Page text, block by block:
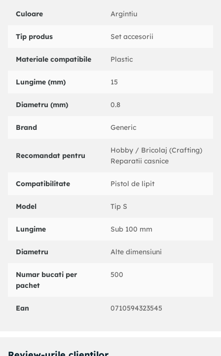
Culoare Argintiu
Tip produs Set accesorii
Materiale compatibile Plastic
Lungime (mm) 15
Diametru (mm) 0.8
Brand Generic
Recomandat pentru
Hobby / Bricolaj (Crafting)
Reparatii casnice
Compatibilitate Pistol de lipit
Model Tip S
Lungime Sub 100 mm
Diametru Alte dimensiuni
Numar bucati per
pachet
500
Ean 0710594323545